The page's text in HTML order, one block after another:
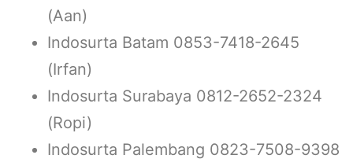
(Aan)
Indosurta Batam 0853-7418-2645
(Irfan)
Indosurta Surabaya 0812-2652-2324
(Ropi)
Indosurta Palembang 0823-7508-9398